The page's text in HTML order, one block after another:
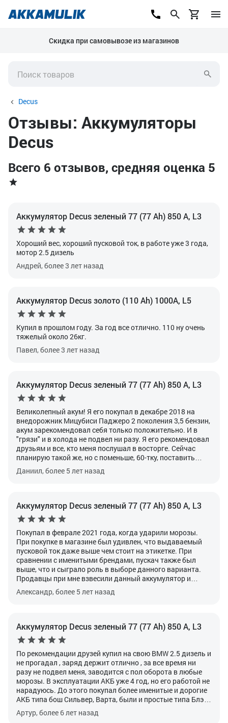
Скидка при самовывозе из магазинов
Decus
Отзывы: Аккумуляторы
Decus
Всего 6 отзывов, средняя оценка 5
Аккумулятор Decus зеленый 77 (77 Ah) 850 А, L3
Хороший вес, хороший пусковой ток, в работе уже 3 года,
мотор 2.5 дизель
Андрей, более 3 лет назад
Аккумулятор Decus золото (110 Ah) 1000A, L5
Купил в прошлом году. За год все отлично. 110 ну очень
тяжелый около 26кг.
Павел, более 3 лет назад
Аккумулятор Decus зеленый 77 (77 Ah) 850 А, L3
Великолепный акум! Я его покупал в декабре 2018 на
внедорожник Мицубиси Паджеро 2 поколения 3,5 бензин,
акум зарекомендовал себя только положительно. И в
"грязи" и в холода не подвел ни разу. Я его рекомендовал
друзьям и все, кто меня послушал в восторге. Сейчас
планирую такой же, но с поменьше, 60-тку, поставить
жене на опель.
Даниил, более 5 лет назад
Аккумулятор Decus зеленый 77 (77 Ah) 850 А, L3
Покупал в феврале 2021 года, когда ударили морозы.
При покупке в магазине был удивлен, что выдаваемый
пусковой ток даже выше чем стоит на этикетке. При
сравнении с именитыми брендами, пускач также был
выше, что и сыграло роль в выборе данного варианта.
Продавцы при мне взвесили данный аккумулятор и
другие, и он также был тяжелее всех. Как мне пояснили,
что вес аккумулятора играет не последнюю роль и
эксплуатации данного аккума.
Александр, более 5 лет назад
Аккумулятор Decus зеленый 77 (77 Ah) 850 А, L3
По рекомендации друзей купил на свою BMW 2.5 дизель и
не прогадал , заряд держит отлично , за все время ни
разу не подвел меня, заводится с пол оборота в любые
морозы. В эксплуатации АКБ уже 4 год, но его работой не
нарадуюсь. До этого покупал более именитые и дорогие
АКБ типа бош Сильвер, Варта, были и простые типа Блэк
Хорс всех хватало на 1-2 года, да и не один из них так не
крутил в мороз как DECUS. Рекомендую всем
Артур, более 6 лет назад